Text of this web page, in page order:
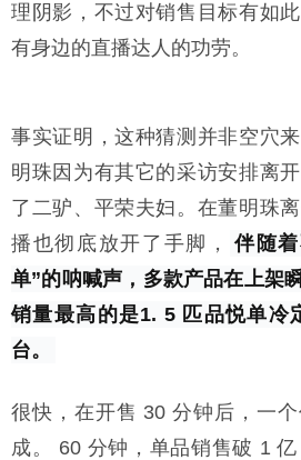
理阴影，不过对销售目标有如
有身边的直播达人的功劳。
事实证明，这种猜测并非空穴
明珠因为有其它的采访安排离
了二驴、平荣夫妇。在董明珠
播也彻底放开了手脚，
伴随
单”的呐喊声，多款产品在上架
销量最高的是1. 5 匹品悦单冷
台。
很快，在开售 30 分钟后，一
成。 60 分钟，单品销售破 1